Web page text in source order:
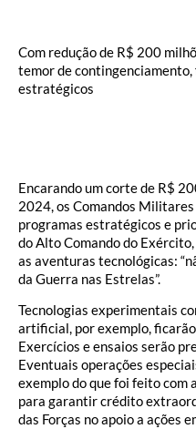
Com redução de R$ 200
temor de contingenciamento,
estratégicos
Encarando um corte de R$
2024, os Comandos
programas estratégicos e
do Alto Comando do
as aventuras tecnológicas:
da Guerra nas Estrelas”.
Tecnologias experimentais
artificial, por exemplo,
Exercícios e ensaios serão
Eventuais operações
exemplo do que foi feito com
para garantir crédito
das Forças no apoio a ações